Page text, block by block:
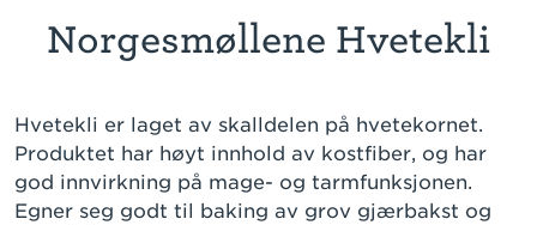
Norgesmøllene Hvetekli
Hvetekli er laget av skalldelen på hvetekornet.
Produktet har høyt innhold av kostfiber, og har
god innvirkning på mage- og tarmfunksjonen.
Egner seg godt til baking av grov gjærbakst og